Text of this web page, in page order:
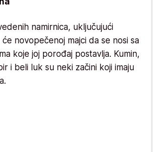
namirnica, uključujući
će novopečenoj majci da se nosi sa
koje joj porođaj postavlja. Kumin,
i beli luk su neki začini koji imaju